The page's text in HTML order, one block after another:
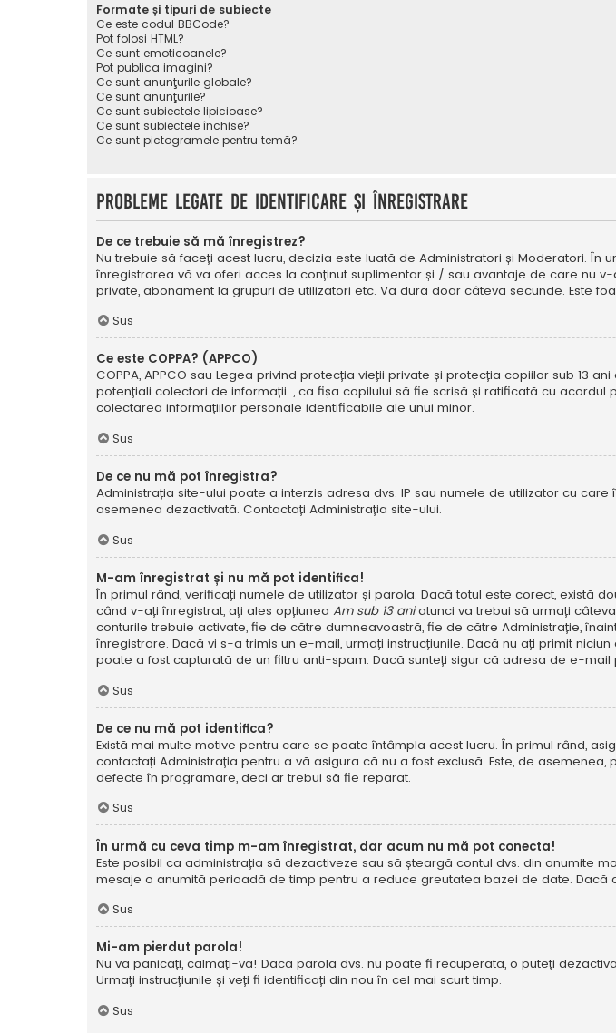
Formate și tipuri de subiecte
Ce este codul BBCode?
Pot folosi HTML?
Ce sunt emoticoanele?
Pot publica imagini?
Ce sunt anunţurile globale?
Ce sunt anunţurile?
Ce sunt subiectele lipicioase?
Ce sunt subiectele închise?
Ce sunt pictogramele pentru temă?
Probleme legate de identificare și înregistrare
De ce trebuie să mă înregistrez?
Nu trebuie să faceți acest lucru, decizia este luată de Administratori și Moderatori. În
înregistrarea vă va oferi acces la conținut suplimentar și / sau avantaje de care nu
private, abonament la grupuri de utilizatori etc. Va dura doar câteva secunde. Este
Sus
Ce este COPPA? (APPCO)
COPPA, APPCO sau Legea privind protecția vieții private și protecția copiilor sub 13
potențiali colectori de informații. , ca fișa copilului să fie scrisă și ratificată cu
colectarea informațiilor personale identificabile ale unui minor.
Sus
De ce nu mă pot înregistra?
Administrația site-ului poate a interzis adresa dvs. IP sau numele de utilizator cu
asemenea dezactivată. Contactați Administrația site-ului.
Sus
M-am înregistrat și nu mă pot identifica!
În primul rând, verificați numele de utilizator și parola. Dacă totul este corect, există
când v-ați înregistrat, ați ales opțiunea Am sub 13 aniatunci va trebui să urmați
conturile trebuie activate, fie de către dumneavoastră, fie de către Administrație,
înregistrare. Dacă vi s-a trimis un e-mail, urmați instrucțiunile. Dacă nu ați primit
poate a fost capturată de un filtru anti-spam. Dacă sunteți sigur că adresa de e-
Sus
De ce nu mă pot identifica?
Există mai multe motive pentru care se poate întâmpla acest lucru. În primul rând,
contactați Administrația pentru a vă asigura că nu a fost exclusă. Este, de
defecte în programare, deci ar trebui să fie reparat.
Sus
În urmă cu ceva timp m-am înregistrat, dar acum nu mă pot conecta!
Este posibil ca administrația să dezactiveze sau să șteargă contul dvs. din anumite
mesaje o anumită perioadă de timp pentru a reduce greutatea bazei de date. Dacă
Sus
Mi-am pierdut parola!
Nu vă panicați, calmați-vă! Dacă parola dvs. nu poate fi recuperată, o puteți
Urmați instrucțiunile și veți fi identificați din nou în cel mai scurt timp.
Sus